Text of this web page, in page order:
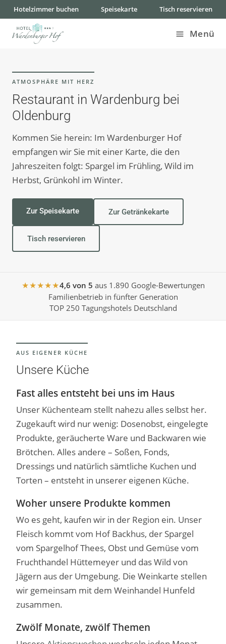
Hotelzimmer buchen Speisekarte Tisch reservieren
Menü
ATMOSPHÄRE MIT HERZ
Restaurant in Wardenburg bei
Oldenburg
Kommen Sie herein: Im Wardenburger Hof
empfangen wir Sie mit einer Karte, die den
Jahreszeiten folgt: Spargel im Frühling, Wild im
Herbst, Grünkohl im Winter.
Zur Speisekarte Zur Getränkekarte
Tisch reservieren
★★★★★4,6 von 5 aus 1.890 Google-Bewertungen
Familienbetrieb in fünfter Generation
TOP 250 Tagungshotels Deutschland
AUS EIGENER KÜCHE
Unsere Küche
Fast alles entsteht bei uns im Haus
Unser Küchenteam stellt nahezu alles selbst her.
Zugekauft wird nur wenig: Dosenobst, eingelegte
Produkte, geräucherte Ware und Backwaren wie
Brötchen. Alles andere – Soßen, Fonds,
Dressings und natürlich sämtliche Kuchen und
Torten – entsteht in unserer eigenen Küche.
Woher unsere Produkte kommen
Wo es geht, kaufen wir in der Region ein. Unser
Fleisch kommt vom Hof Backhus, der Spargel
vom Spargelhof Thees, Obst und Gemüse vom
Fruchthandel Hüttemeyer und das Wild von
Jägern aus der Umgebung. Die Weinkarte stellen
wir gemeinsam mit dem Weinhandel Hunfeld
zusammen.
Zwölf Monate, zwölf Themen